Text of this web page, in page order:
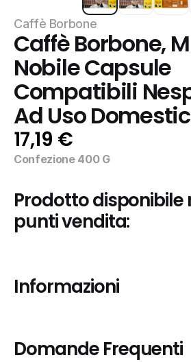
Caffè Borbone
Caffè Borbone,
Nobile Capsule
Compatibili
Ad Uso
17,19 €
Confezione 400 G
Prodotto disponibile
punti vendita:
Informazioni
Domande Frequenti